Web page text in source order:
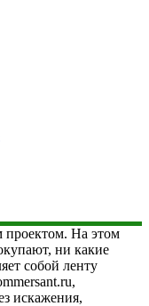
проектом. На этом
ни какие
собой ленту
искажения,